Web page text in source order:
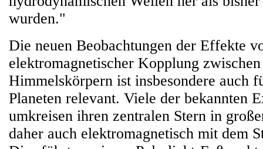
wurden."
Die neuen Beobachtungen der Effekte
elektromagnetischer Kopplung
Himmelskörpern ist insbesondere auch
Planeten relevant. Viele der bekannten
umkreisen ihren zentralen Stern in
daher auch elektromagnetisch mit dem